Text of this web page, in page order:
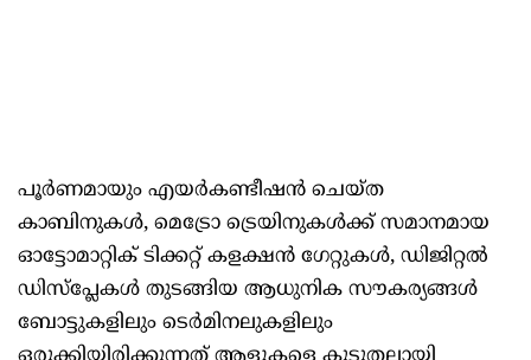
പൂർണമായും എയർകണ്ടീഷൻ ചെയ്ത
കാബിനുകൾ, മെട്രോ ട്രെയിനുകൾക്ക് സമാനമായ
ഓട്ടോമാറ്റിക് ടിക്കറ്റ് കളക്ഷൻ ഗേറ്റുകൾ, ഡിജിറ്റൽ
ഡിസ്പ്ലേകൾ തുടങ്ങിയ ആധുനിക സൗകര്യങ്ങള്‍
ബോട്ടുകളിലും ടെർമിനലുകളിലും